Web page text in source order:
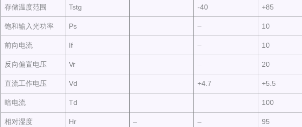
存储温度范围 Tstg -40 +85
饱和输入光功率 Ps – 10
前向电流 If – 10
反向偏置电压 Vr – 20
直流工作电压 Vd +4.7 +5.5
暗电流 Td 100
相对湿度 Hr – – 95